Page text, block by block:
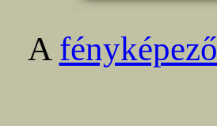
A fényképező